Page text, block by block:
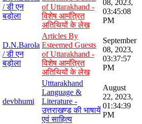
/ डी एन
बड़ोला
of Uttarakhand -
विशेष आमंत्रित
अतिथियों के लेख
08, 2023,
03:45:08
PM
D.N.Barola
/ डी एन
बड़ोला
Articles By
Esteemed Guests
of Uttarakhand -
विशेष आमंत्रित
अतिथियों के लेख
September
08, 2023,
03:37:57
PM
devbhumi
Utttarakhand
Language &
Literature -
उत्तराखण्ड की भाषायें
एवं साहित्य
August
22, 2023,
01:34:39
PM